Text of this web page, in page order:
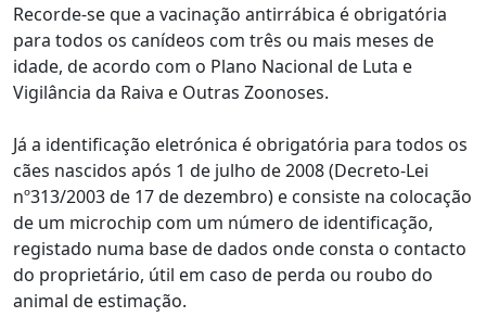
Recorde-se que a vacinação antirrábica é obrigatória
para todos os canídeos com três ou mais meses de
idade, de acordo com o Plano Nacional de Luta e
Vigilância da Raiva e Outras Zoonoses.
Já a identificação eletrónica é obrigatória para todos os
cães nascidos após 1 de julho de 2008 (Decreto-Lei
nº313/2003 de 17 de dezembro) e consiste na colocação
de um microchip com um número de identificação,
registado numa base de dados onde consta o contacto
do proprietário, útil em caso de perda ou roubo do
animal de estimação.